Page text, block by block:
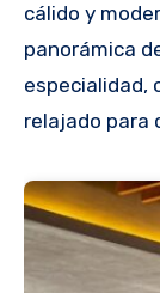
cálido y
panorámica
especialidad,
relajado para